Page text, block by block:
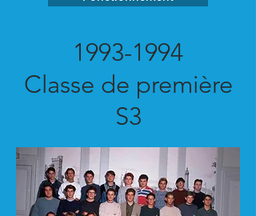
1993-1994
Classe de première
S3